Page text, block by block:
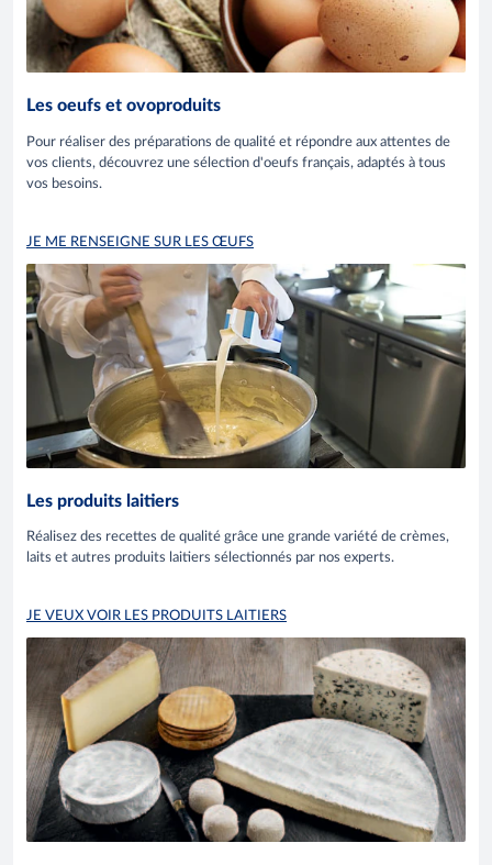
Les oeufs et ovoproduits
Pour réaliser des préparations de qualité et répondre aux attentes de
vos clients, découvrez une sélection d'oeufs français, adaptés à tous
vos besoins.
JE ME RENSEIGNE SUR LES ŒUFS
Les produits laitiers
Réalisez des recettes de qualité grâce une grande variété de crèmes,
laits et autres produits laitiers sélectionnés par nos experts.
JE VEUX VOIR LES PRODUITS LAITIERS